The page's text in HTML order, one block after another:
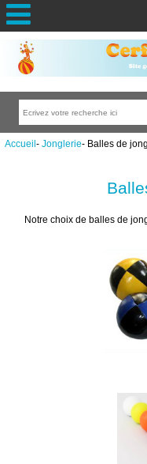
Accueil- Jonglerie- Balles de
Notre choix de balles de